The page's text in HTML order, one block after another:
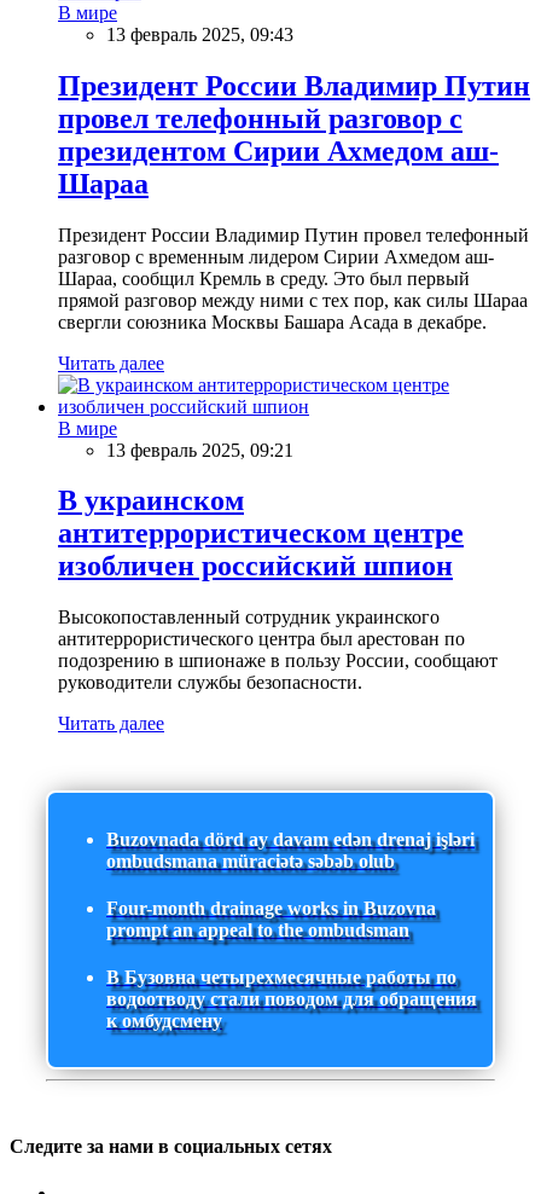
В мире
13 февраль 2025, 09:43
Президент России Владимир Путин
провел телефонный разговор с
президентом Сирии Ахмедом аш-
Шараа
Президент России Владимир Путин провел телефонный
разговор с временным лидером Сирии Ахмедом аш-
Шараа, сообщил Кремль в среду. Это был первый
прямой разговор между ними с тех пор, как силы Шараа
свергли союзника Москвы Башара Асада в декабре.
Читать далее
В мире
13 февраль 2025, 09:21
В украинском
антитеррористическом центре
изобличен российский шпион
Высокопоставленный сотрудник украинского
антитеррористического центра был арестован по
подозрению в шпионаже в пользу России, сообщают
руководители службы безопасности.
Читать далее
Buzovnada dörd ay davam edən drenaj işləri
ombudsmana müraciətə səbəb olub
Four-month drainage works in Buzovna
prompt an appeal to the ombudsman
В Бузовна четырехмесячные работы по
водоотводу стали поводом для обращения
к омбудсмену
Следите за нами в социальных сетях